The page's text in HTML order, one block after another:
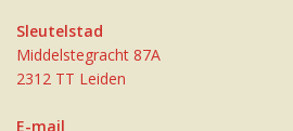
Sleutelstad
Middelstegracht 87A
2312 TT Leiden
E-mail